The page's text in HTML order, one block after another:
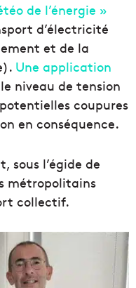
de l’énergie »
d’électricité
et de la
Une application
niveau de tension
coupures
en conséquence.
sous l’égide de
métropolitains
collectif.